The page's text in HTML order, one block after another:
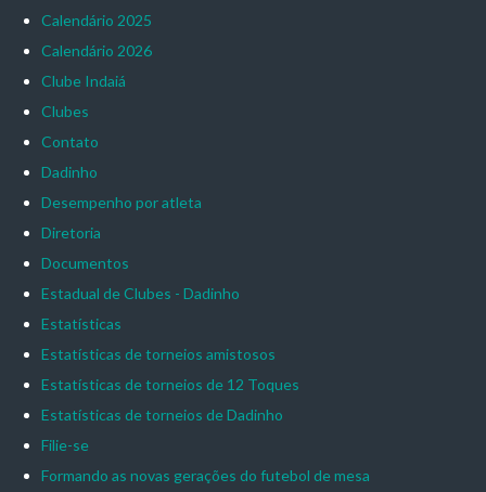
Calendário 2025
Calendário 2026
Clube Indaiá
Clubes
Contato
Dadinho
Desempenho por atleta
Diretoria
Documentos
Estadual de Clubes - Dadinho
Estatísticas
Estatísticas de torneios amistosos
Estatísticas de torneios de 12 Toques
Estatísticas de torneios de Dadinho
Filie-se
Formando as novas gerações do futebol de mesa